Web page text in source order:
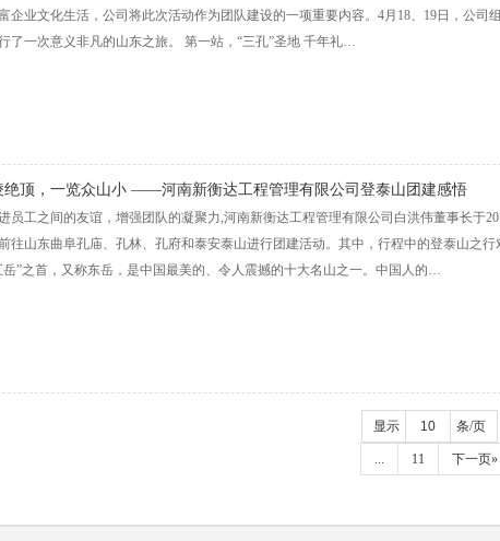
企业文化生活，公司将此次活动作为团队建设的一项重要内容。4月18、19日，公司
了一次意义非凡的山东之旅。 第一站，“三孔”圣地 千年礼…
绝顶，一览众山小 ——河南新衡达工程管理有限公司登泰山团建感悟
员工之间的友谊，增强团队的凝聚力,河南新衡达工程管理有限公司白洪伟董事长于
往山东曲阜孔庙、孔林、孔府和泰安泰山进行团建活动。其中，行程中的登泰山之
岳”之首，又称东岳，是中国最美的、令人震撼的十大名山之一。中国人的…
显示 条/页
... 11 下一页»